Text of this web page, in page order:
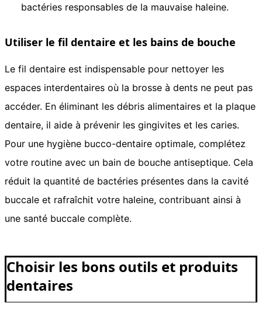
bactéries responsables de la mauvaise haleine.
Utiliser le fil dentaire et les bains de bouche
Le fil dentaire est indispensable pour nettoyer les
espaces interdentaires où la brosse à dents ne peut pas
accéder. En éliminant les débris alimentaires et la plaque
dentaire, il aide à prévenir les gingivites et les caries.
Pour une hygiène bucco-dentaire optimale, complétez
votre routine avec un bain de bouche antiseptique. Cela
réduit la quantité de bactéries présentes dans la cavité
buccale et rafraîchit votre haleine, contribuant ainsi à
une santé buccale complète.
Choisir les bons outils et produits
dentaires